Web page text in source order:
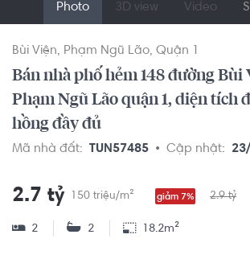
Photo 3D view Video
Bùi Viện Phạm Ngũ Lão Quận 1
Bán nhà phố hẻm 148 đường
Phạm Ngũ Lão quận 1, diện tích
hồng đầy đủ
Mã nhà đất: TUN57485 Cập nhật:
2.7 tỷ 150 triệu/m² giảm 7% 2.9 tỷ
2 2 18.2m²